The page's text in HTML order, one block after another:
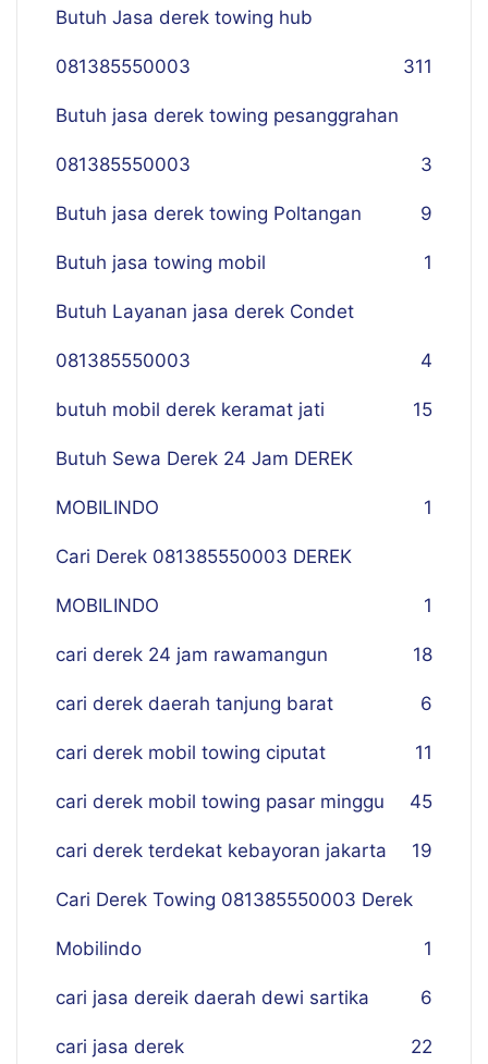
Butuh Jasa derek towing hub
081385550003 311
Butuh jasa derek towing pesanggrahan
081385550003 3
Butuh jasa derek towing Poltangan 9
Butuh jasa towing mobil 1
Butuh Layanan jasa derek Condet
081385550003 4
butuh mobil derek keramat jati 15
Butuh Sewa Derek 24 Jam DEREK
MOBILINDO 1
Cari Derek 081385550003 DEREK
MOBILINDO 1
cari derek 24 jam rawamangun 18
cari derek daerah tanjung barat 6
cari derek mobil towing ciputat 11
cari derek mobil towing pasar minggu 45
cari derek terdekat kebayoran jakarta 19
Cari Derek Towing 081385550003 Derek
Mobilindo 1
cari jasa dereik daerah dewi sartika 6
cari jasa derek 22